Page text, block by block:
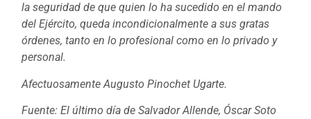
la seguridad de que quien lo ha sucedido en el mando
del Ejército, queda incondicionalmente a sus gratas
órdenes, tanto en lo profesional como en lo privado y
personal.
Afectuosamente Augusto Pinochet Ugarte.
Fuente: El último día de Salvador Allende, Óscar Soto